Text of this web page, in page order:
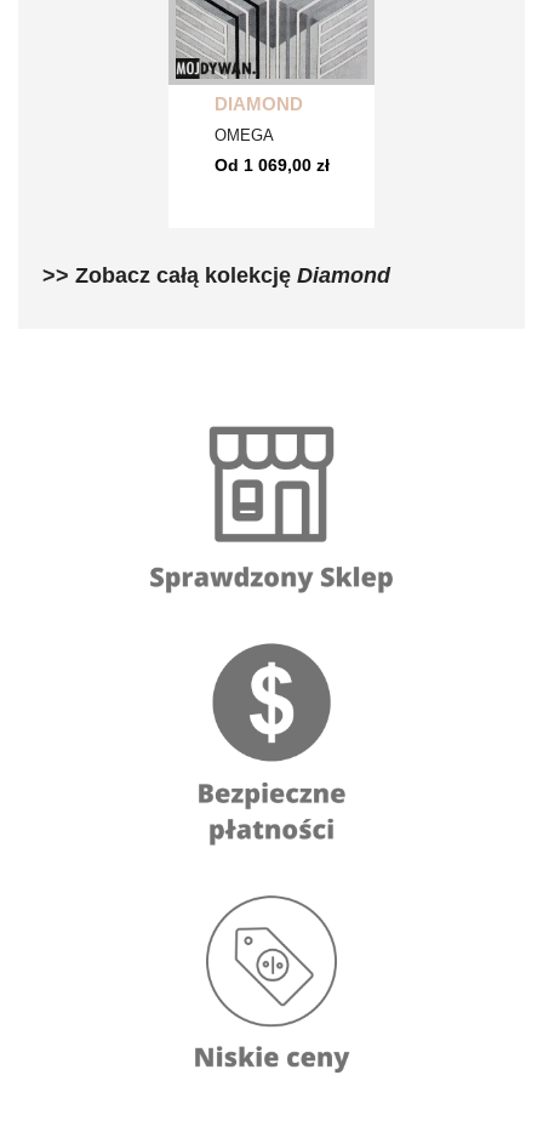
DIAMOND
OMEGA
Od 1 069,00 zł
>> Zobacz całą kolekcję Diamond